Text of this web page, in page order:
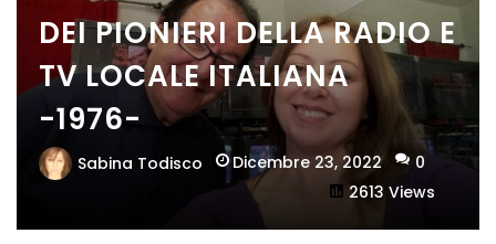
DEI PIONIERI DELLA RADIO E
TV LOCALE ITALIANA
-1976-
Sabina Todisco
Dicembre 23, 2022
2613 Views
0